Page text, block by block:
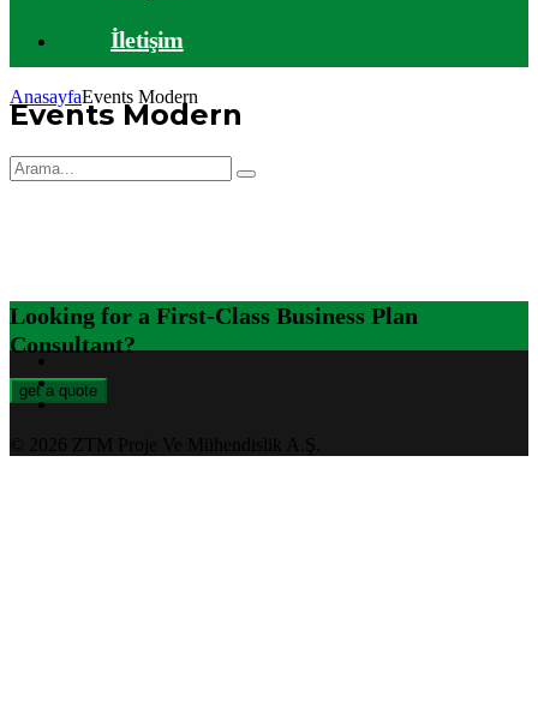
İletişim
AnasayfaEvents Modern
Events Modern
Looking for a First-Class Business Plan
Consultant?
get a quote